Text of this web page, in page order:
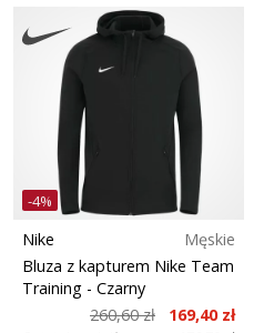
-4%
Nike
Męskie
Bluza z kapturem Nike Team
Training - Czarny
260,60 zł
169,40 zł